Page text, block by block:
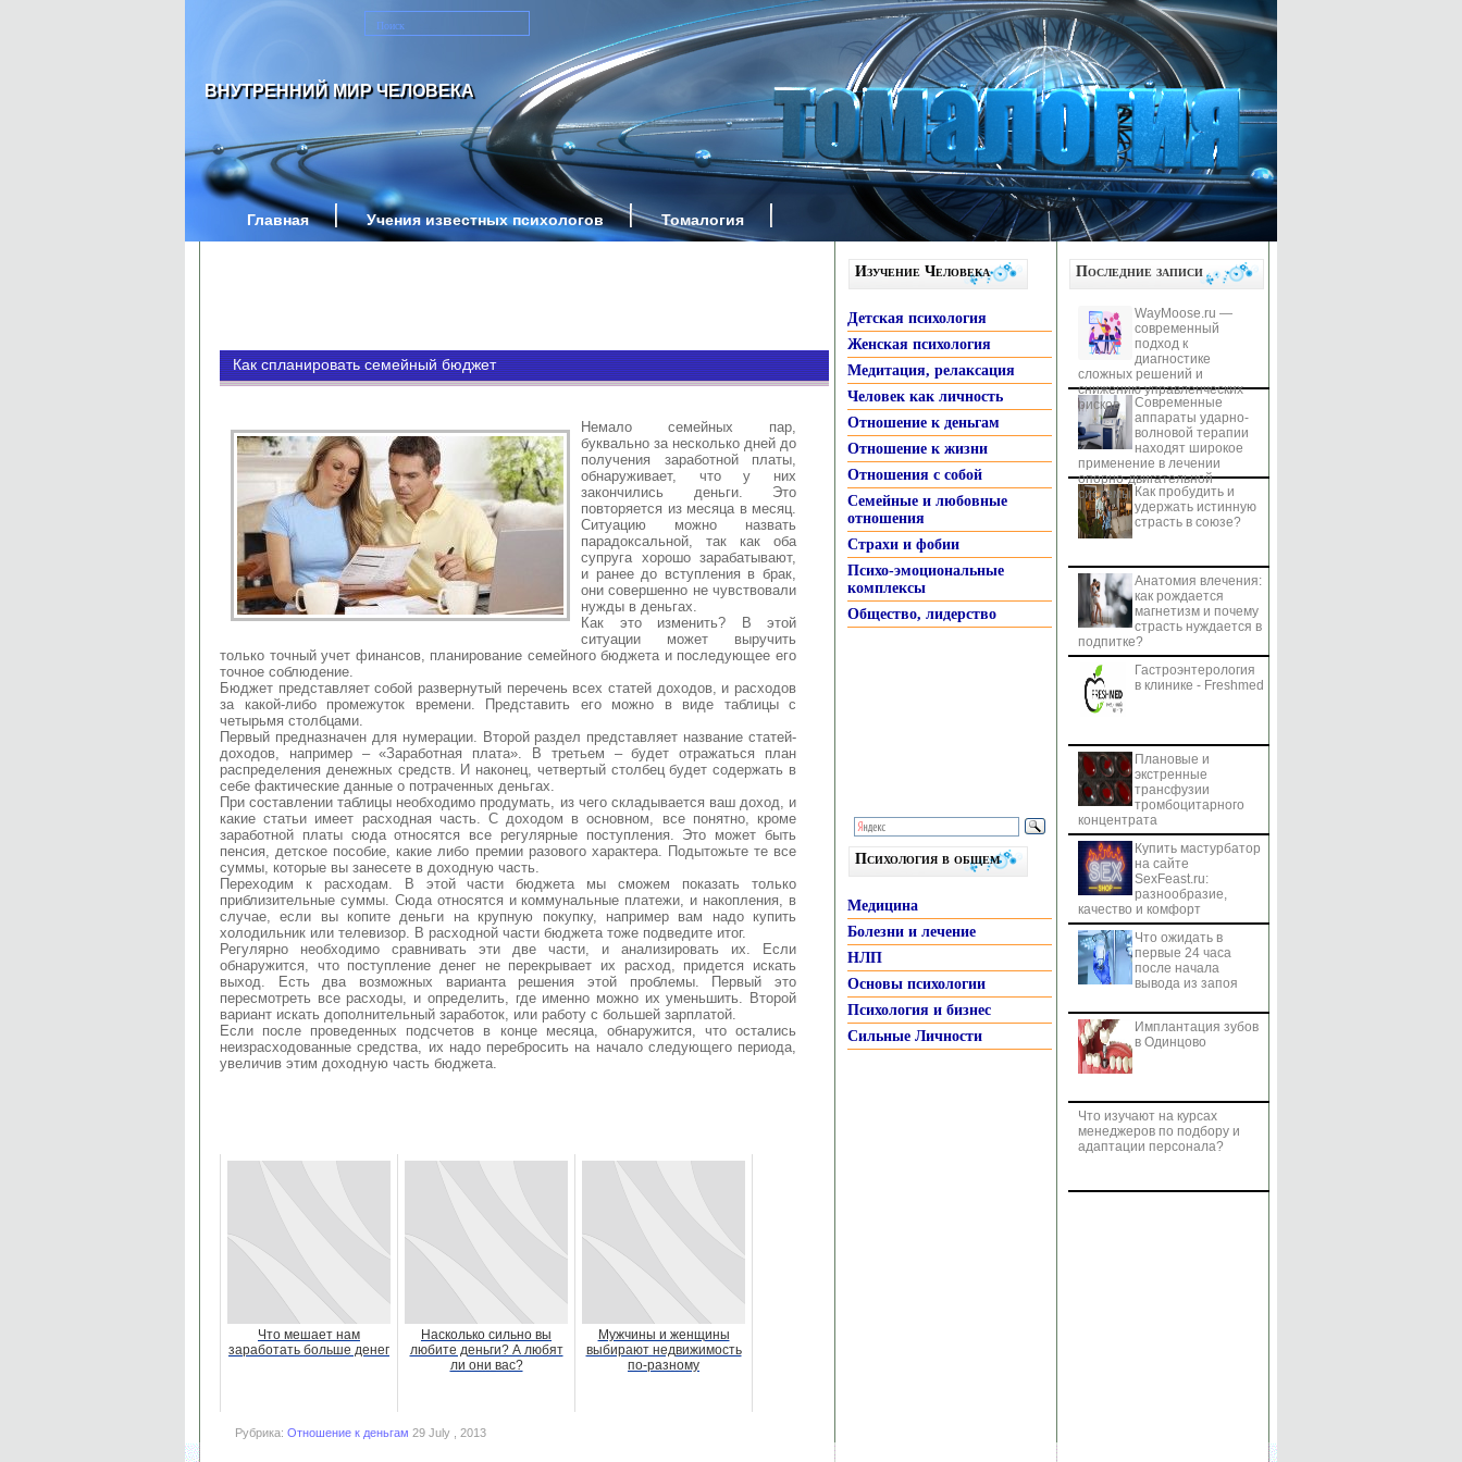
ВНУТРЕННИЙ МИР ЧЕЛОВЕКА
Главная Учения известных психологов Томалогия
Как спланировать семейный бюджет
Немало семейных пар,
буквально за несколько дней до
получения заработной платы,
обнаруживает, что у них
закончились деньги. Это
повторяется из месяца в месяц.
Ситуацию можно назвать
парадоксальной, так как оба
супруга хорошо зарабатывают,
и ранее до вступления в брак,
они совершенно не чувствовали
нужды в деньгах.
Как это изменить? В этой
ситуации может выручить
только точный учет финансов, планирование семейного бюджета и последующее его
точное соблюдение.
Бюджет представляет собой развернутый перечень всех статей доходов, и расходов
за какой-либо промежуток времени. Представить его можно в виде таблицы с
четырьмя столбцами.
Первый предназначен для нумерации. Второй раздел представляет название статей-
доходов, например – «Заработная плата». В третьем – будет отражаться план
распределения денежных средств. И наконец, четвертый столбец будет содержать в
себе фактические данные о потраченных деньгах.
При составлении таблицы необходимо продумать, из чего складывается ваш доход, и
какие статьи имеет расходная часть. С доходом в основном, все понятно, кроме
заработной платы сюда относятся все регулярные поступления. Это может быть
пенсия, детское пособие, какие либо премии разового характера. Подытожьте те все
суммы, которые вы занесете в доходную часть.
Переходим к расходам. В этой части бюджета мы сможем показать только
приблизительные суммы. Сюда относятся и коммунальные платежи, и накопления, в
случае, если вы копите деньги на крупную покупку, например вам надо купить
холодильник или телевизор. В расходной части бюджета тоже подведите итог.
Регулярно необходимо сравнивать эти две части, и анализировать их. Если
обнаружится, что поступление денег не перекрывает их расход, придется искать
выход. Есть два возможных варианта решения этой проблемы. Первый это
пересмотреть все расходы, и определить, где именно можно их уменьшить. Второй
вариант искать дополнительный заработок, или работу с большей зарплатой.
Если после проведенных подсчетов в конце месяца, обнаружится, что остались
неизрасходованные средства, их надо перебросить на начало следующего периода,
увеличив этим доходную часть бюджета.
Что мешает нам
заработать больше денег
Насколько сильно вы
любите деньги? А любят
ли они вас?
Мужчины и женщины
выбирают недвижимость
по-разному
Рубрика: Отношение к деньгам 29 July , 2013
Изучение Человека
Детская психология
Женская психология
Медитация, релаксация
Человек как личность
Отношение к деньгам
Отношение к жизни
Отношения с собой
Семейные и любовные
отношения
Страхи и фобии
Психо-эмоциональные
комплексы
Общество, лидерство
Психология в общем
Медицина
Болезни и лечение
НЛП
Основы психологии
Психология и бизнес
Сильные Личности
Последние записи
WayMoose.ru —
современный
подход к
диагностике
сложных решений и
снижению управленческих
рисков
Современные
аппараты ударно-
волновой терапии
находят широкое
применение в лечении
опорно-двигательной
системы Как пробудить и
удержать истинную
страсть в союзе?
Анатомия влечения:
как рождается
магнетизм и почему
страсть нуждается в
подпитке?
Гастроэнтерология
в клинике - Freshmed
Плановые и
экстренные
трансфузии
тромбоцитарного
концентрата
Купить мастурбатор
на сайте
SexFeast.ru:
разнообразие,
качество и комфорт
Что ожидать в
первые 24 часа
после начала
вывода из запоя
Имплантация зубов
в Одинцово
Что изучают на курсах
менеджеров по подбору и
адаптации персонала?